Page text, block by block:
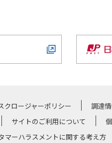
クロージャーポリシー 調達
サイトのご利用について
マーハラスメントに関する考え方